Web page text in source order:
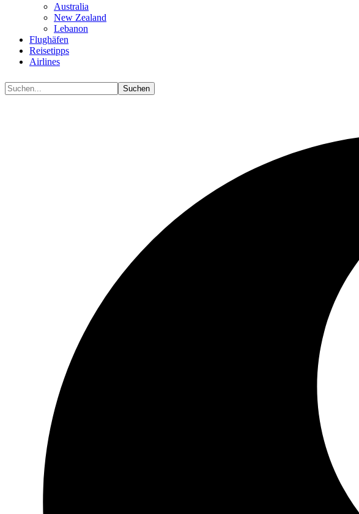
Australia
New Zealand
Lebanon
Flughäfen
Reisetipps
Airlines